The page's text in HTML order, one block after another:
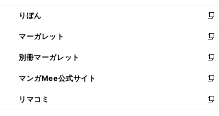
開
く
ウ
で
開
く
ン
ド
ウ
で
開
く
ウ
ィ
ン
ド
ウ
で
開
く
りぼん
新
し
い
ウ
ィ
ン
ド
ウ
で
開
マーガレット
新
し
い
ウ
ィ
ン
ド
ウ
別冊マーガレット
新
し
い
ウ
ィ
ン
マンガMee公式サイト
新
し
い
ウ
リマコミ
新
し